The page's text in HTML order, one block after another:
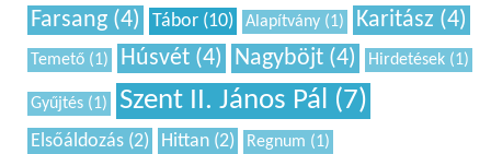
Farsang (4) Tábor (10) Alapítvány (1) Karitász (4)
Temető (1) Húsvét (4) Nagyböjt (4) Hirdetések (1)
Gyűjtés (1) Szent II. János Pál (7)
Elsőáldozás (2) Hittan (2) Regnum (1)